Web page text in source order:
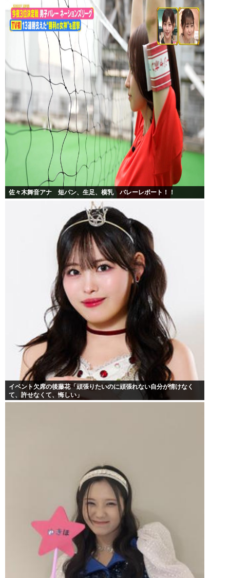
佐々木舞音アナ 短パン、生足、横乳 バレーレポート！！
イベント欠席の後藤花「頑張りたいのに頑張れない自分が情けなく
て、許せなくて、悔しい」